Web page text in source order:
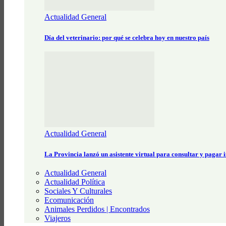
Actualidad General
Día del veterinario: por qué se celebra hoy en nuestro país
Actualidad General
La Provincia lanzó un asistente virtual para consultar y pagar
Actualidad General
Actualidad Política
Sociales Y Culturales
Ecomunicación
Animales Perdidos | Encontrados
Viajeros